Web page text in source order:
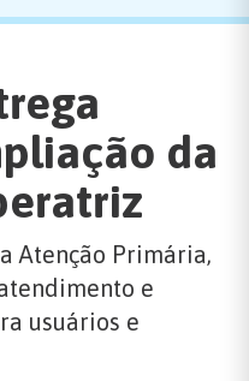
da
Atenção Primária,
e
usuários e